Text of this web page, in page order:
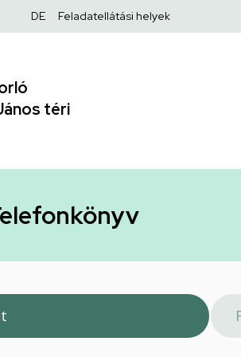
Felső
DE Feladatellátási helyek
téri